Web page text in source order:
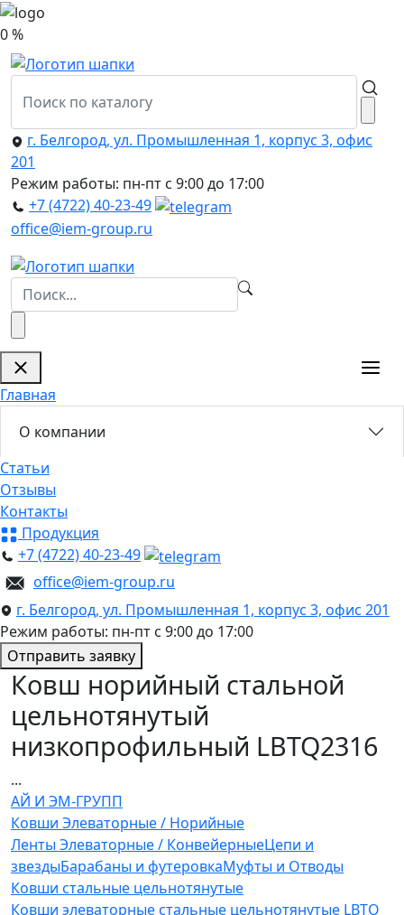
0 %
г. Белгород, ул. Промышленная 1, корпус 3, офис
201
Режим работы: пн-пт с 9:00 до 17:00
+7 (4722) 40-23-49
office@iem-group.ru
Главная
О компании
Статьи
Отзывы
Контакты
Продукция
+7 (4722) 40-23-49
office@iem-group.ru
г. Белгород, ул. Промышленная 1, корпус 3, офис 201
Режим работы: пн-пт с 9:00 до 17:00
Отправить заявку
Ковш норийный стальной
цельнотянутый
низкопрофильный LBTQ2316
...
АЙ И ЭМ-ГРУПП
Ковши Элеваторные / Норийные
Ленты Элеваторные / КонвейерныеЦепи и
звездыБарабаны и футеровкаМуфты и Отводы
Ковши стальные цельнотянутые
Ковши элеваторные стальные цельнотянутые LBTQ